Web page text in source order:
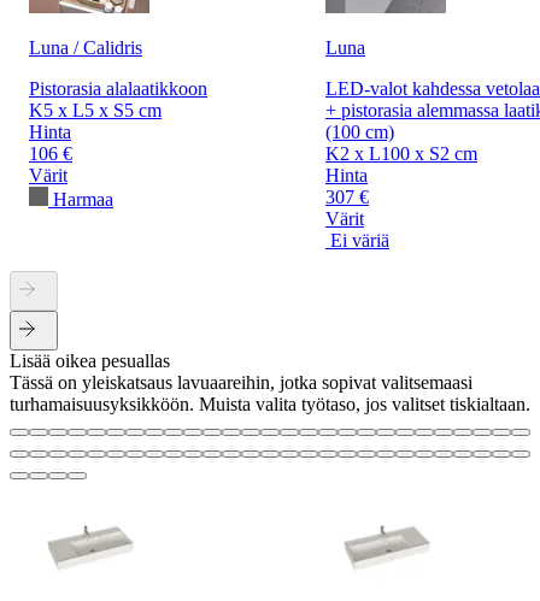
Luna / Calidris
Pistorasia alalaatikkoon
K5 x L5 x S5 cm
Hinta
106 €
Värit
Harmaa
Luna
LED-valot kahdessa
+ pistorasia alemmassa
(100 cm)
K2 x L100 x S2 cm
Hinta
307 €
Värit
Ei väriä
Lisää oikea pesuallas
Tässä on yleiskatsaus lavuaareihin, jotka sopivat valitsemaasi
turhamaisuusyksikköön. Muista valita työtaso, jos valitset tiskialtaan.